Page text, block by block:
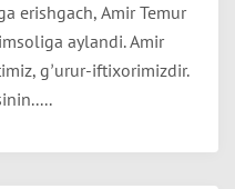
erishgach, Аmir Temur
aylandi. Аmir
gʼurur-iftixorimizdir.